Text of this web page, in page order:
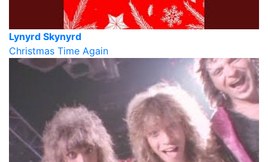
Lynyrd Skynyrd
Christmas Time Again